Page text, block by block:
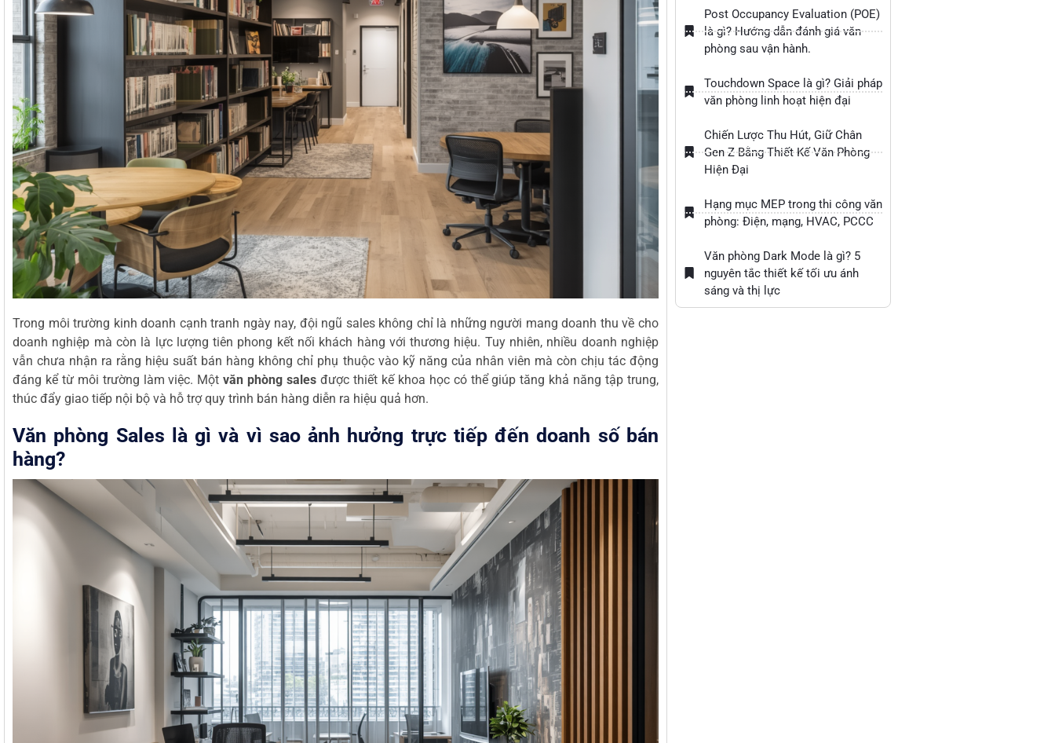
Trong môi trường kinh doanh cạnh tranh ngày nay, đội ngũ sales không chỉ là những người mang doanh thu về cho
doanh nghiệp mà còn là lực lượng tiên phong kết nối khách hàng với thương hiệu. Tuy nhiên, nhiều doanh nghiệp
vẫn chưa nhận ra rằng hiệu suất bán hàng không chỉ phụ thuộc vào kỹ năng của nhân viên mà còn chịu tác động
đáng kể từ môi trường làm việc. Mộtvăn phòng sales được thiết kế khoa học có thể giúp tăng khả năng tập trung,
thúc đẩy giao tiếp nội bộ và hỗ trợ quy trình bán hàng diễn ra hiệu quả hơn.
Văn phòng Sales là gì và vì sao ảnh hưởng trực tiếp đến doanh số bán
hàng?
Post Occupancy Evaluation (POE)
là gì? Hướng dẫn đánh giá văn
phòng sau vận hành.
Touchdown Space là gì? Giải pháp
văn phòng linh hoạt hiện đại
Chiến Lược Thu Hút, Giữ Chân
Gen Z Bằng Thiết Kế Văn Phòng
Hiện Đại
Hạng mục MEP trong thi công văn
phòng: Điện, mạng, HVAC, PCCC
Văn phòng Dark Mode là gì? 5
nguyên tắc thiết kế tối ưu ánh
sáng và thị lực